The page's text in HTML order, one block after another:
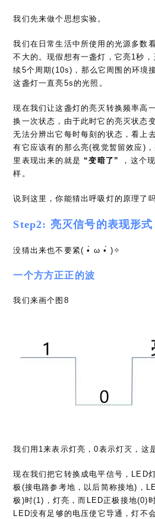
我们先来做个思想实验。
我们在日常生活中所使用的光源多数
不大的。现假想有一盏灯，它亮1秒
续5个周期(10s)，那么它周围的环境
这盏灯一直亮5s的光照。
现在我们让这盏灯的亮灭转换频率高
换一次状态，由于此时它的亮灭状态
无法分辨出它每时每刻的状态，看上
有它应该有的那么亮(视觉暂留效应)
里表现出来的就是 “变暗了”
，这个
样。
说到这里，你能猜出呼吸灯的原理了
Step2: 亮灭信号的表现形式
没猜出来也不要紧( •̀ ω •́ )✧
一个方方正正的波
我们来画个图8
我们用1来表示灯亮，0表示灯灭，这
现在我们把它转换成电平信号，LED
极(接电路参考地，以后简称接地)，
极)时(1)，灯亮，而LED正极接地(0)
LED没有足够的电压使它导通，灯不会